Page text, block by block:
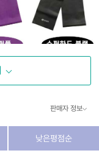
판매자 정보
낮은평점순